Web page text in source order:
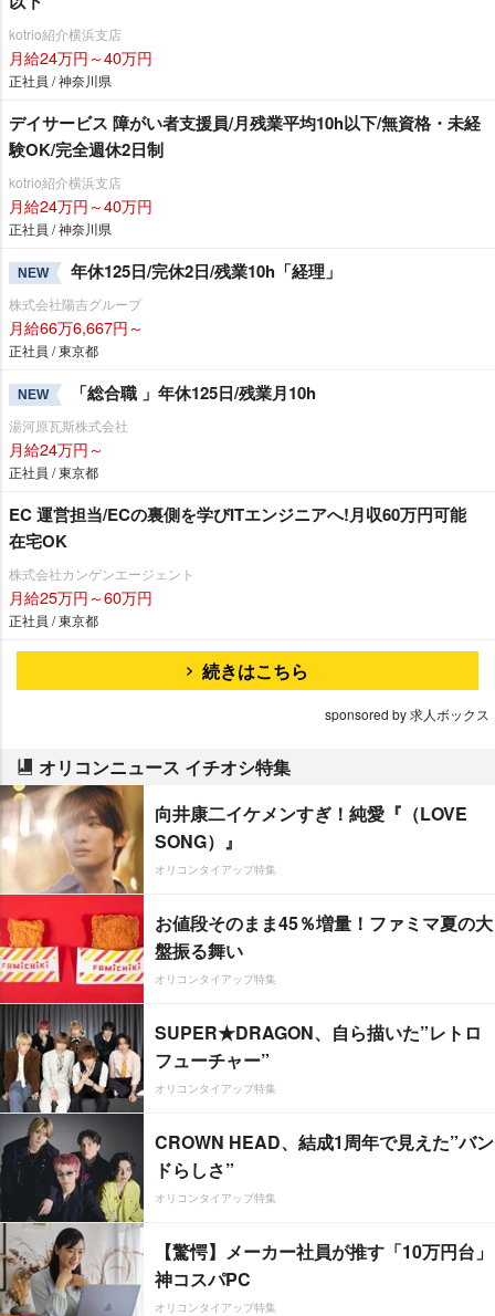
kotrio紹介横浜支店
月給24万円～40万円
正社員 / 神奈川県
デイサービス 障がい者支援員/月残業平均10h以下/無資格・未経
験OK/完全週休2日制
kotrio紹介横浜支店
月給24万円～40万円
正社員 / 神奈川県
NEW 年休125日/完休2日/残業10h「経理」
株式会社陽吉グループ
月給66万6,667円～
正社員 / 東京都
NEW 「総合職 」年休125日/残業月10h
湯河原瓦斯株式会社
月給24万円～
正社員 / 東京都
EC 運営担当/ECの裏側を学びITエンジニアへ!月収60万円可能
在宅OK
株式会社カンゲンエージェント
月給25万円～60万円
正社員 / 東京都
続きはこちら
sponsored by 求人ボックス
オリコンニュース イチオシ特集
向井康二イケメンすぎ！純愛『（LOVE
SONG）』
オリコンタイアップ特集
お値段そのまま45％増量！ファミマ夏の大
盤振る舞い
オリコンタイアップ特集
SUPER★DRAGON、自ら描いた”レトロ
フューチャー”
オリコンタイアップ特集
CROWN HEAD、結成1周年で見えた”バン
ドらしさ”
オリコンタイアップ特集
【驚愕】メーカー社員が推す「10万円台」
神コスパPC
オリコンタイアップ特集